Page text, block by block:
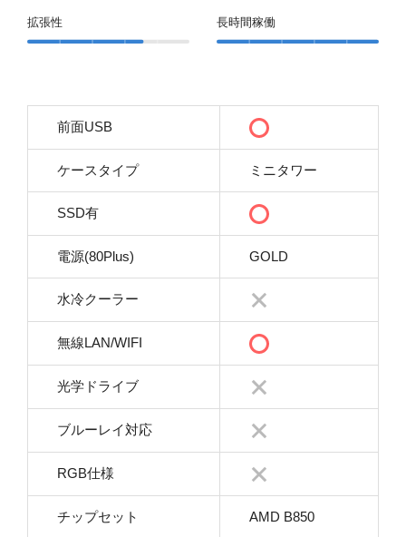
拡張性 長時間稼働
前面USB
ケースタイプ ミニタワー
SSD有
電源(80Plus) GOLD
水冷クーラー
無線LAN/WIFI
光学ドライブ
ブルーレイ対応
RGB仕様
チップセット AMD B850